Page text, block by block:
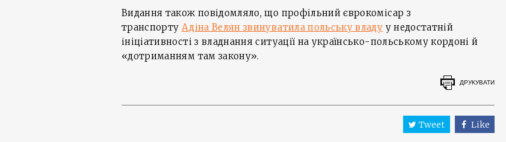
Видання також повідомляло, що профільний єврокомісар з
транспорту Адіна Велян звинуватила польську владу у недостатній
ініціативності з владнання ситуації на українсько-польському кордоні й
«дотриманням там закону».
ДРУКУВАТИ
Tweet Like